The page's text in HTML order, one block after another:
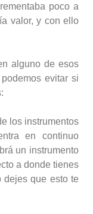
poco a
valor, y con ello
alguno de esos
evitar si
los instrumentos
en continuo
un instrumento
a donde tienes
dejes que esto te